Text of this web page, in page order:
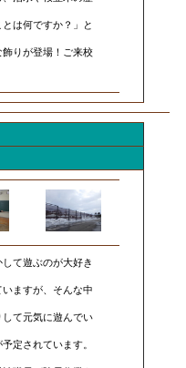
は何ですか？」と
りが登場！ご来校
て遊ぶのが大好き
ますが、そんな中
て元気に遊んでい
定されています。